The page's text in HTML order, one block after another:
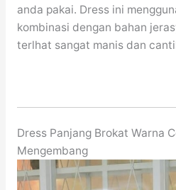
anda pakai. Dress ini
kombinasi dengan bahan
terlhat sangat manis dan
Dress Panjang Brokat Warna
Mengembang